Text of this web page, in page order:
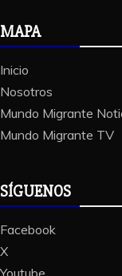
MAPA
Inicio
Nosotros
Mundo Migrante
Mundo Migrante TV
SÍGUENOS
Facebook
X